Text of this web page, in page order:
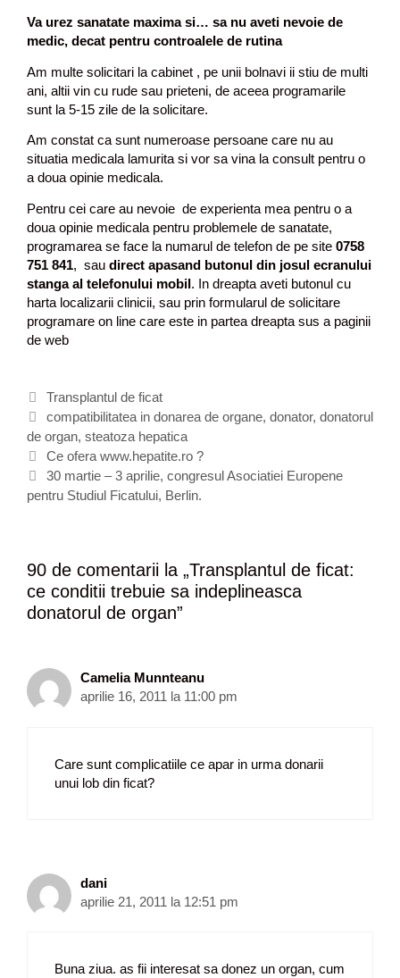
Va urez sanatate maxima si… sa nu aveti nevoie de
medic, decat pentru controalele de rutina
Am multe solicitari la cabinet , pe unii bolnavi ii stiu de multi
ani, altii vin cu rude sau prieteni, de aceea programarile
sunt la 5-15 zile de la solicitare.
Am constat ca sunt numeroase persoane care nu au
situatia medicala lamurita si vor sa vina la consult pentru o
a doua opinie medicala.
Pentru cei care au nevoie de experienta mea pentru o a
doua opinie medicala pentru problemele de sanatate,
programarea se face la numarul de telefon de pe site 0758
751 841, sau direct apasand butonul din josul ecranului
stanga al telefonului mobil. In dreapta aveti butonul cu
harta localizarii clinicii, sau prin formularul de solicitare
programare on line care este in partea dreapta sus a paginii
de web
C
a
t
e
g
o
Transplantul de ficat
E
t
i
c
h
compatibilitatea in donarea de organe, donator, donatorul
de organ, steatoza hepatica
N
a
v
r
e
a
c
o
Ce ofera www.hepatite.ro ?
30 martie – 3 aprilie, congresul Asociatiei Europene
pentru Studiul Ficatului, Berlin.
90 de comentarii la „Transplantul de ficat:
ce conditii trebuie sa indeplineasca
donatorul de organ”
Camelia Munnteanu
aprilie 16, 2011 la 11:00 pm
Care sunt complicatiile ce apar in urma donarii
unui lob din ficat?
dani
aprilie 21, 2011 la 12:51 pm
Buna ziua. as fii interesat sa donez un organ, cum